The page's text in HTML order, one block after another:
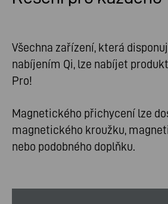
Všechna zařízení, která
nabíjením Qi, lze nabíjet
Pro!
Magnetického přichycení lze
magnetického kroužku,
nebo podobného doplňku.